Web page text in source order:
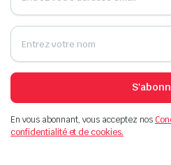
En vous abonnant, vous acceptez nos
confidentialité et de cookies.